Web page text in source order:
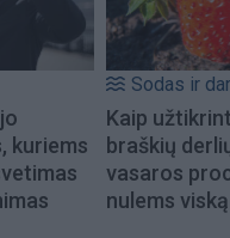
kuriems
Sodas ir
Kaip
braškių
vasaros
nulems viską